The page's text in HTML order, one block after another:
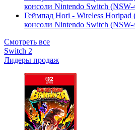
консоли Nintendo Switch
Геймпад Hori - Wireless Horipad
консоли Nintendo Switch
Смотреть все
Switch 2
Лидеры продаж